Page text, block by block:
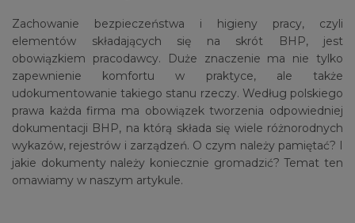
Zachowanie bezpieczeństwa i higieny pracy, czyli
elementów składających się na skrót BHP, jest
obowiązkiem pracodawcy. Duże znaczenie ma nie tylko
zapewnienie komfortu w praktyce, ale także
udokumentowanie takiego stanu rzeczy. Według polskiego
prawa każda firma ma obowiązek tworzenia odpowiedniej
dokumentacji BHP, na którą składa się wiele różnorodnych
wykazów, rejestrów i zarządzeń. O czym należy pamiętać? I
jakie dokumenty należy koniecznie gromadzić? Temat ten
omawiamy w naszym artykule.